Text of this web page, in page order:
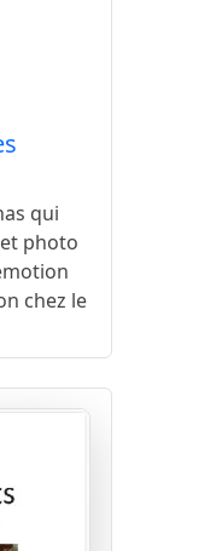
qui
photo
chez le